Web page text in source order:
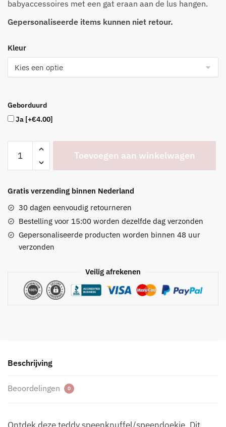
babyaccessoires met een gat eraan aan de lus hangen.
Gepersonaliseerde items kunnen niet retour.
Kleur
Geborduurd
Ja [+€4.00]
Speenknuffel
Bloem
-
vijf
kleuren
-
met
optie
aantal
Toevoegen aan winkelwagen
Gratis verzending binnen Nederland
30 dagen eenvoudig retourneren
Bestelling voor 15:00 worden dezelfde dag verzonden
Gepersonaliseerde producten worden binnen 48 uur
verzonden
Veilig afrekenen
Beschrijving
Beoordelingen 0